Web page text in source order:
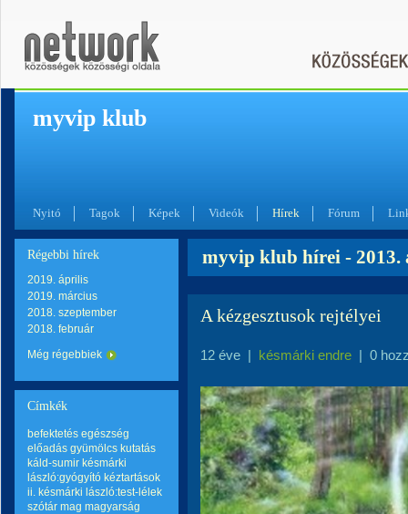
myvip klub
Nyitó Tagok Képek Videók Hírek Fórum
Régebbi hírek
2019. április
2019. március
2018. szeptember
2018. február
Még régebbiek
Címkék
befektetés egészség
előadás gyümölcs kutatás
káld-sumir késmárki
lászló:gyógyító kéztartások
ii. késmárki lászló:test-lélek
szótár mag magyarság
myvip klub hírei - 2013.
A kézgesztusok rejtélyei
12 éve | késmárki endre | 0